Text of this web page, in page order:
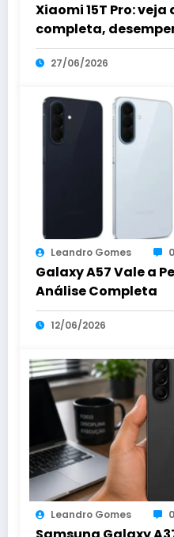
Xiaomi 15T Pro:
completa,
27/06/2026
Leandro Gomes 0
Galaxy A57 Vale a
Análise Completa
12/06/2026
Leandro Gomes 0